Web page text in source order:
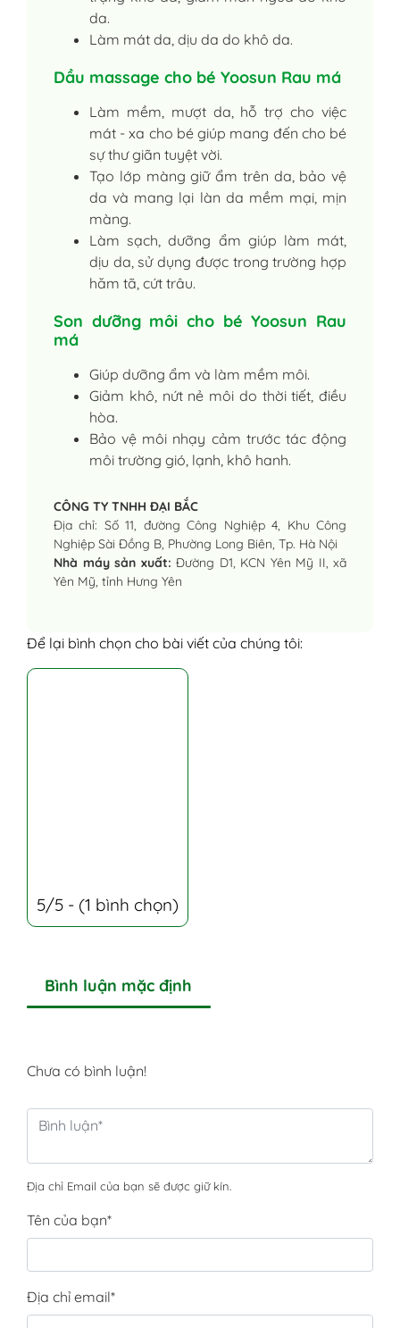
da.
Làm mát da, dịu da do khô da.
Dầu massage cho bé Yoosun Rau má
Làm mềm, mượt da, hỗ trợ cho việc
mát - xa cho bé giúp mang đến cho bé
sự thư giãn tuyệt vời.
Tạo lớp màng giữ ẩm trên da, bảo vệ
da và mang lại làn da mềm mại, mịn
màng.
Làm sạch, dưỡng ẩm giúp làm mát,
dịu da, sử dụng được trong trường hợp
hăm tã, cứt trâu.
Son dưỡng môi cho bé Yoosun Rau
má
Giúp dưỡng ẩm và làm mềm môi.
Giảm khô, nứt nẻ môi do thời tiết, điều
hòa.
Bảo vệ môi nhạy cảm trước tác động
môi trường gió, lạnh, khô hanh.
CÔNG TY TNHH ĐẠI BẮC
Địa chỉ: Số 11, đường Công Nghiệp 4, Khu Công
Nghiệp Sài Đồng B, Phường Long Biên, Tp. Hà Nội
Nhà máy sản xuất: Đường D1, KCN Yên Mỹ II, xã
Yên Mỹ, tỉnh Hưng Yên
Để lại bình chọn cho bài viết của chúng tôi:
5/5 - (1 bình chọn)
Bình luận mặc định
Chưa có bình luận!
Địa chỉ Email của bạn sẽ được giữ kín.
Tên của bạn*
Địa chỉ email*